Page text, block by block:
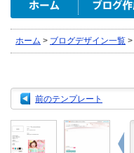
ホーム > ブログデザイン一覧 >
前のテンプレート